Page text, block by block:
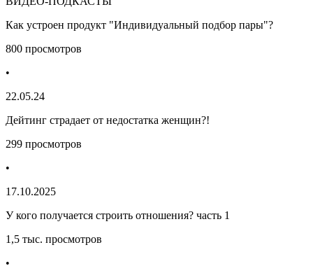
Как устроен продукт "Индивидуальный подбор пары"?
800 просмотров
•
22.05.24
Дейтинг страдает от недостатка женщин?!
299 просмотров
•
17.10.2025
У кого получается строить отношения? часть 1
1,5 тыс. просмотров
•